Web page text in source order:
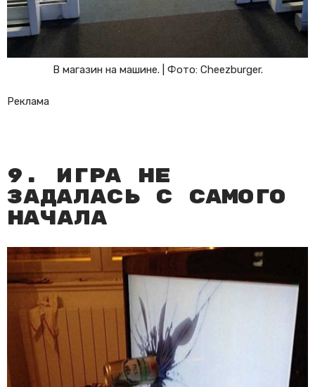
В магазин на машине. | Фото: Cheezburger.
Реклама
9. Игра не
задалась с самого
начала